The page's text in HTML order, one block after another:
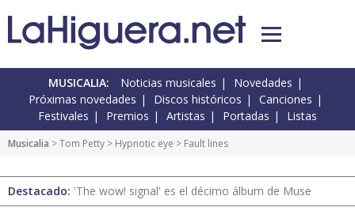
MUSICALIA: Noticias musicales
Novedades
Próximas novedades
Discos históricos
Canciones
Festivales
Premios Artistas Portadas Listas
Musicalia >Tom Petty > Hypnotic eye > Fault lines
Destacado: 'The wow! signal' es el décimo álbum de Muse